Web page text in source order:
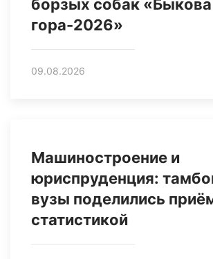
борзых собак «Быкова
гора-2026»
09.08.2026
Машиностроение и
юриспруденция:
вузы поделились
статистикой